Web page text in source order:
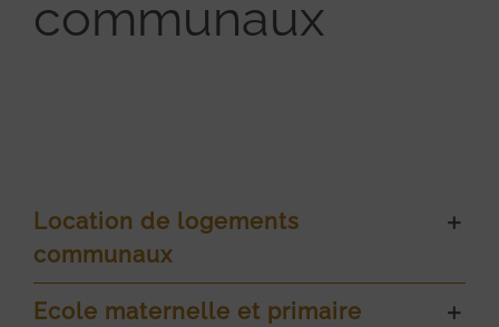
communaux
Location de logements
communaux
Ecole maternelle et primaire